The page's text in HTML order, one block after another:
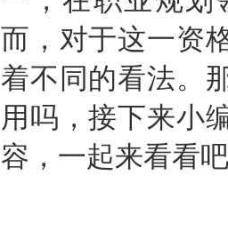
而，对于这一资
着不同的看法。
用吗，接下来小
容，一起来看看吧